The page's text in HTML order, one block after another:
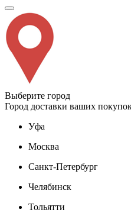
Выберите город
Город доставки ваших
Уфа
Москва
Санкт-Петербург
Челябинск
Тольятти